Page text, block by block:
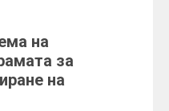
на
за
на